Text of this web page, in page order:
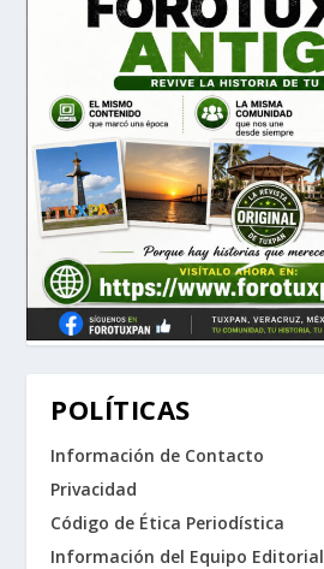
POLÍTICAS
Información de Contacto
Privacidad
Código de Ética Periodística
Información del Equipo Editorial